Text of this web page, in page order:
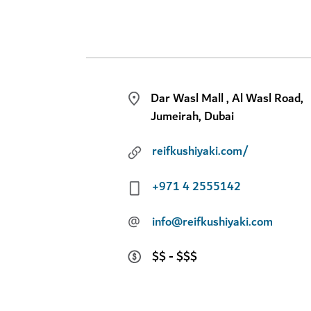
Dar Wasl Mall , Al Wasl Road,
Jumeirah, Dubai
reifkushiyaki.com/
+971 4 2555142
@
info@reifkushiyaki.com
$$ - $$$